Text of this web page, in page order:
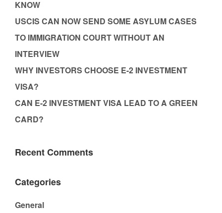
KNOW
USCIS CAN NOW SEND SOME ASYLUM CASES
TO IMMIGRATION COURT WITHOUT AN
INTERVIEW
WHY INVESTORS CHOOSE E-2 INVESTMENT
VISA?
CAN E-2 INVESTMENT VISA LEAD TO A GREEN
CARD?
Recent Comments
Categories
General